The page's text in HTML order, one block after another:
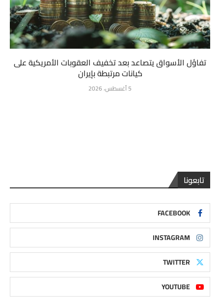
تفاؤل الأسواق يتصاعد بعد تخفيف العقوبات الأمريكية على
كيانات مرتبطة بإيران
5 أغسطس، 2026
تابعونا
FACEBOOK
INSTAGRAM
TWITTER
YOUTUBE